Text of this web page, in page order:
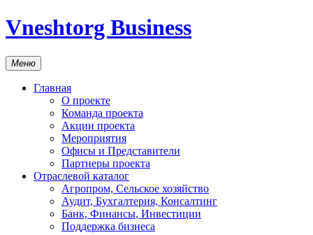
Vneshtorg Business
Меню
Главная
О проекте
Команда проекта
Акции проекта
Мероприятия
Офисы и Представители
Партнеры проекта
Отраслевой каталог
Агропром, Сельское хозяйство
Аудит, Бухгалтерия, Консалтинг
Банк, Финансы, Инвестиции
Поддержка бизнеса